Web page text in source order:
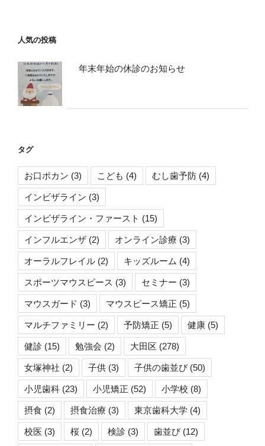
人気の投稿
年末年始の休診のお知らせ
タグ
お口ポカン (3) こども (4) むし歯予防 (4)
インビザライン (3)
インビザライン・ファースト (15)
インフルエンザ (2) オンライン診療 (3)
オーラルフレイル (2) キッズルーム (4)
スポーツマウスピース (3) セミナー (3)
マウスガード (3) マウスピース矯正 (5)
マルチファミリー (2) 予防矯正 (5) 健康 (5)
健診 (15) 勉強会 (2) 大田区 (278)
女塚神社 (2) 子供 (3) 子供の歯並び (50)
小児歯科 (23) 小児矯正 (52) 小学校 (8)
摂食 (2) 摂食治療 (3) 東京歯科大学 (4)
校医 (3) 桜 (2) 検診 (3) 歯並び (12)